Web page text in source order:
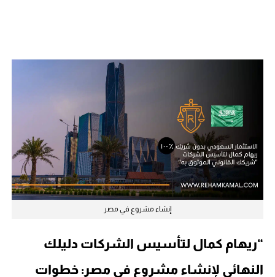
إنشاء مشروع في مصر
“ريهام كمال لتأسيس الشركات دليلك
النهائي لإنشاء مشروع في مصر: خطوات